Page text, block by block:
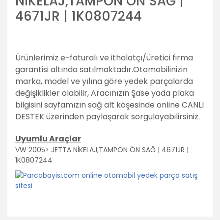
4671JR | 1K0807244
Ürünlerimiz e-faturalı ve ithalatçı/üretici firma
garantisi altında satılmaktadır.Otomobilinizin
marka, model ve yılına göre yedek parçalarda
değişiklikler olabilir,Aracınızın Şase yada plaka
bilgisini sayfamızın sağ alt köşesinde online CANLI
DESTEK üzerinden paylaşarak sorgulayabilirsiniz.
Uyumlu Araçlar
VW 2005> JETTA NİKELAJ,TAMPON ÖN SAĞ | 4671JR |
1K0807244